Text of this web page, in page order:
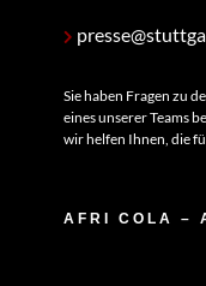
Sie haben Fragen zu
eines unserer Teams
wir helfen Ihnen, die
AFRI COLA –